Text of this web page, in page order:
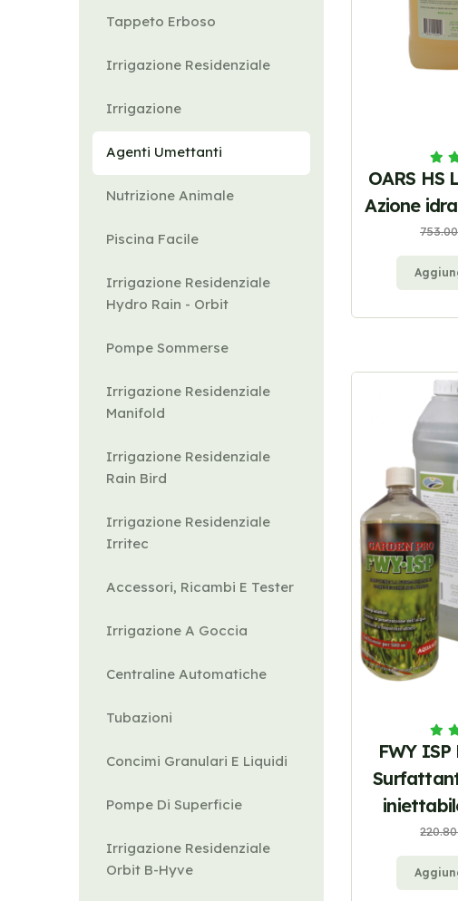
Tappeto Erboso
Irrigazione Residenziale
Irrigazione
Agenti Umettanti
Nutrizione Animale
Piscina Facile
Irrigazione Residenziale
Hydro Rain - Orbit
Pompe Sommerse
Irrigazione Residenziale
Manifold
Irrigazione Residenziale
Rain Bird
Irrigazione Residenziale
Irritec
Accessori, Ricambi E Tester
Irrigazione A Goccia
Centraline Automatiche
Tubazioni
Concimi Granulari E Liquidi
Pompe Di Superficie
Irrigazione Residenziale
Orbit B-Hyve
OARS HS
Azione
FWY